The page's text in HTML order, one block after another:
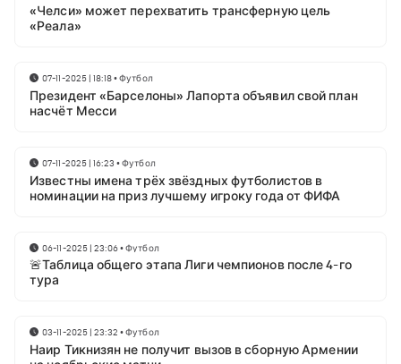
«Челси» может перехватить трансферную цель
«Реала»
07-11-2025 | 18:18•Футбол
Президент «Барселоны» Лапорта объявил свой план
насчёт Месси
07-11-2025 | 16:23 •Футбол
Известны имена трёх звёздных футболистов в
номинации на приз лучшему игроку года от ФИФА
06-11-2025 | 23:06•Футбол
🚨Таблица общего этапа Лиги чемпионов после 4-го
тура
03-11-2025 | 23:32 •Футбол
Наир Тикнизян не получит вызов в сборную Армении